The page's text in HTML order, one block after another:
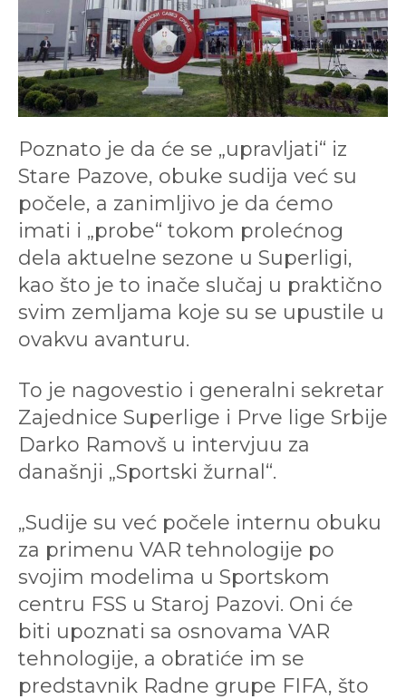
Poznato je da će se „upravljati“ iz
Stare Pazove, obuke sudija već su
počele, a zanimljivo je da ćemo
imati i „probe“ tokom prolećnog
dela aktuelne sezone u Superligi,
kao što je to inače slučaj u praktično
svim zemljama koje su se upustile u
ovakvu avanturu.
To je nagovestio i generalni sekretar
Zajednice Superlige i Prve lige Srbije
Darko Ramovš u intervjuu za
današnji „Sportski žurnal“.
„Sudije su već počele internu obuku
za primenu VAR tehnologije po
svojim modelima u Sportskom
centru FSS u Staroj Pazovi. Oni će
biti upoznati sa osnovama VAR
tehnologije, a obratiće im se
predstavnik Radne grupe FIFA, što